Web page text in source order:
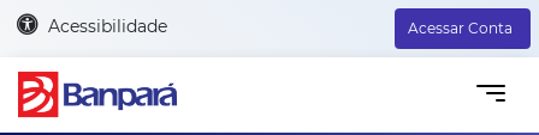
Acessibilidade Acessar Conta